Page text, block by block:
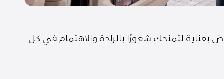
لتمنحك شعورًا بالراحة والاهتمام في كل